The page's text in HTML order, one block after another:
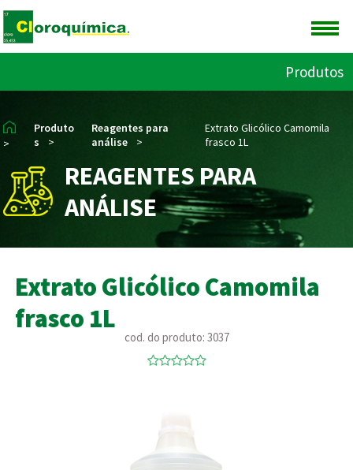
Produtos
>
Produto
s
>
Reagentes para
análise
>
Extrato Glicólico Camomila
frasco 1L
REAGENTES PARA
ANÁLISE
Extrato Glicólico Camomila
frasco 1L
cod. do produto: 3037